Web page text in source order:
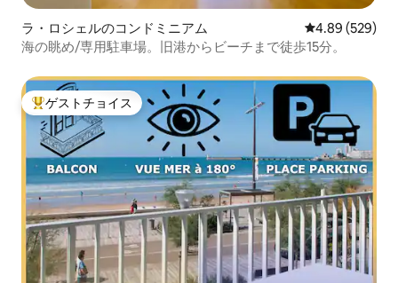
ラ・ロシェルのコンドミニアム レビュー529
4.89 (529)
海の眺め/専用駐車場。旧港からビーチまで徒歩15分。
大好評のゲストチョイスです。
ゲストチョイス